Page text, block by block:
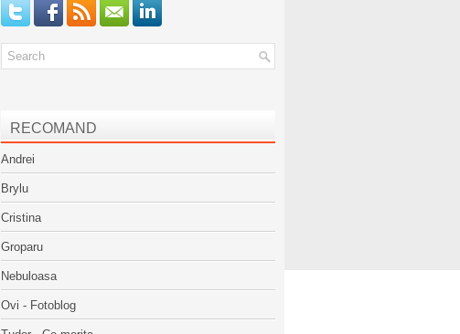
RECOMAND
Andrei
Brylu
Cristina
Groparu
Nebuloasa
Ovi - Fotoblog